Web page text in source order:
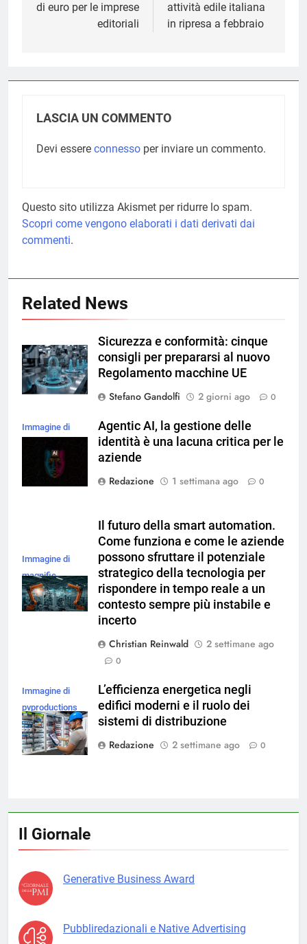
di euro per le imprese
editoriali
attività edile italiana
in ripresa a febbraio
LASCIA UN COMMENTO
Devi essere connesso per inviare un commento.
Questo sito utilizza Akismet per ridurre lo spam.
Scopri come vengono elaborati i dati derivati dai
commenti.
Related News
Sicurezza e conformità: cinque
consigli per prepararsi al nuovo
Regolamento macchine UE
Stefano Gandolfi
2 giorni ago 0
Immagine di
Agentic AI, la gestione delle
identità è una lacuna critica per le
aziende
Redazione
1 settimana ago 0
Immagine di
magnific
Il futuro della smart automation.
Come funziona e come le aziende
possono sfruttare il potenziale
strategico della tecnologia per
rispondere in tempo reale a un
contesto sempre più instabile e
incerto
Christian Reinwald
2 settimane ago
0
Immagine di
pvproductions
su Magnific
L’efficienza energetica negli
edifici moderni e il ruolo dei
sistemi di distribuzione
Redazione
2 settimane ago 0
Il Giornale
Generative Business Award
Pubbliredazionali e Native Advertising